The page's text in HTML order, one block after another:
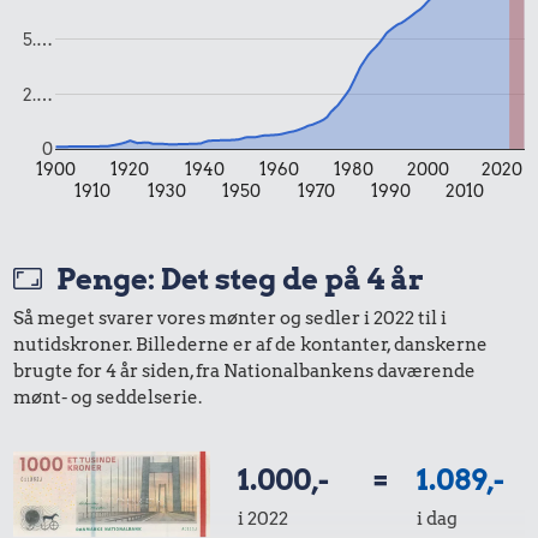
15 kr.
1 dåse suppe
København-
Mallorca
Tyggegummi
9,32 kr.
Agurk
1900
1910
1920
1930
1940
1950
1960
1970
1980
1990
2000
2010
2020
0
2.…
5.…
Penge: Det steg de på 4 år
Så meget svarer vores mønter og sedler i 2022 til i
nutidskroner. Billederne er af de kontanter, danskerne
brugte for 4 år siden, fra Nationalbankens daværende
mønt- og seddelserie.
1.000,-
i 2022
= 1.089,-
i dag